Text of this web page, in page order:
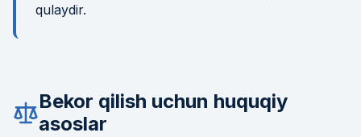
qulaydir.
Bekor qilish uchun huquqiy
asoslar